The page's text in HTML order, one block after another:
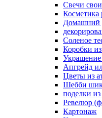
Свечи
Косметика
Домашний
Соленое
Коробки
Украшение
Апгрейд
Цветы из
Шебби
поделки
Ревелюр
Картонаж